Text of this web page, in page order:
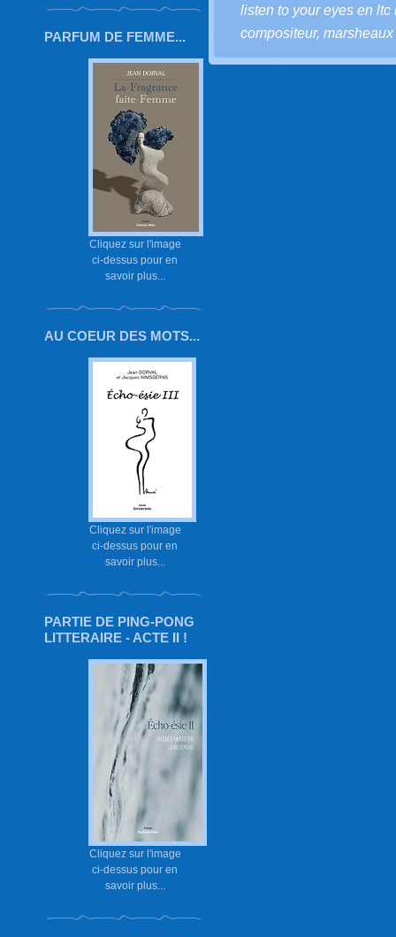
PARFUM DE FEMME...
Cliquez sur l'image
ci-dessus pour en
savoir plus...
AU COEUR DES MOTS...
Cliquez sur l'image
ci-dessus pour en
savoir plus...
PARTIE DE PING-PONG
LITTERAIRE - ACTE II !
Cliquez sur l'image
ci-dessus pour en
savoir plus...
listen to your eyes en ltc
compositeur, marsheaux